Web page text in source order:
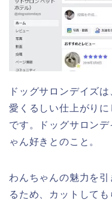
ドッグサロンデイズ
愛くるしい仕上がり
です。ドッグサロン
ゃん好きとのこと。
わんちゃんの魅力を
るため、カットして